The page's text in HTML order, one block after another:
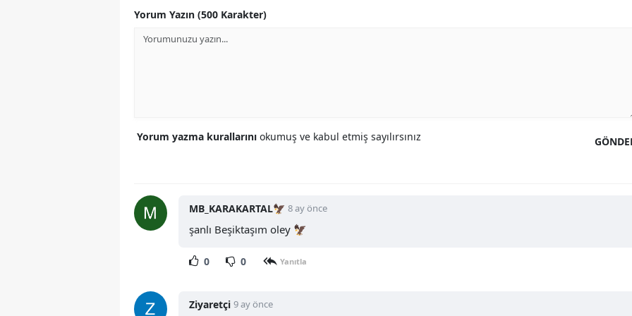
Yorum Yazın (500 Karakter)
Yorum yazma kurallarını okumuş ve kabul etmiş sayılırsınız
MB_KARAKARTAL🦅 8 ay önce
şanlı Beşiktaşım oley 🦅
0 0 Yanıtla
Ziyaretçi 9 ay önce